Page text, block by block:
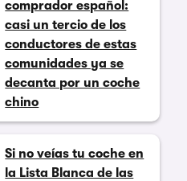
comprador español:
casi un tercio de los
conductores de estas
comunidades ya se
decanta por un coche
chino
Si no veías tu coche en
la Lista Blanca de las